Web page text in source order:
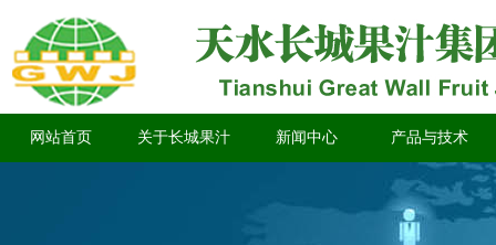
网站首页 关于长城果汁 新闻中心 产品与技术